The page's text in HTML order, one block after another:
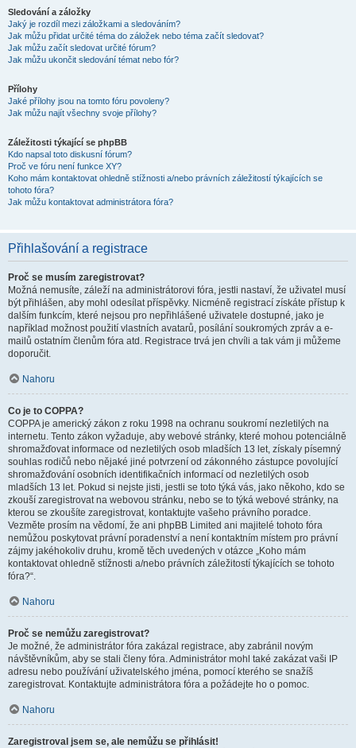
Sledování a záložky
Jaký je rozdíl mezi záložkami a sledováním?
Jak můžu přidat určité téma do záložek nebo téma začít sledovat?
Jak můžu začít sledovat určité fórum?
Jak můžu ukončit sledování témat nebo fór?
Přílohy
Jaké přílohy jsou na tomto fóru povoleny?
Jak můžu najít všechny svoje přílohy?
Záležitosti týkající se phpBB
Kdo napsal toto diskusní fórum?
Proč ve fóru není funkce XY?
Koho mám kontaktovat ohledně stížnosti a/nebo právních záležitostí týkajících se
tohoto fóra?
Jak můžu kontaktovat administrátora fóra?
Přihlašování a registrace
Proč se musím zaregistrovat?
Možná nemusíte, záleží na administrátorovi fóra, jestli nastaví, že uživatel musí
být přihlášen, aby mohl odesílat příspěvky. Nicméně registrací získáte přístup k
dalším funkcím, které nejsou pro nepřihlášené uživatele dostupné, jako je
například možnost použití vlastních avatarů, posílání soukromých zpráv a e-
mailů ostatním členům fóra atd. Registrace trvá jen chvíli a tak vám ji můžeme
doporučit.
Nahoru
Co je to COPPA?
COPPA je americký zákon z roku 1998 na ochranu soukromí nezletilých na
internetu. Tento zákon vyžaduje, aby webové stránky, které mohou potenciálně
shromažďovat informace od nezletilých osob mladších 13 let, získaly písemný
souhlas rodičů nebo nějaké jiné potvrzení od zákonného zástupce povolující
shromažďování osobních identifikačních informací od nezletilých osob
mladších 13 let. Pokud si nejste jisti, jestli se toto týká vás, jako někoho, kdo se
zkouší zaregistrovat na webovou stránku, nebo se to týká webové stránky, na
kterou se zkoušíte zaregistrovat, kontaktujte vašeho právního poradce.
Vezměte prosím na vědomí, že ani phpBB Limited ani majitelé tohoto fóra
nemůžou poskytovat právní poradenství a není kontaktním místem pro právní
zájmy jakéhokoliv druhu, kromě těch uvedených v otázce „Koho mám
kontaktovat ohledně stížnosti a/nebo právních záležitostí týkajících se tohoto
fóra?“.
Nahoru
Proč se nemůžu zaregistrovat?
Je možné, že administrátor fóra zakázal registrace, aby zabránil novým
návštěvníkům, aby se stali členy fóra. Administrátor mohl také zakázat vaši IP
adresu nebo používání uživatelského jména, pomocí kterého se snažíš
zaregistrovat. Kontaktujte administrátora fóra a požádejte ho o pomoc.
Nahoru
Zaregistroval jsem se, ale nemůžu se přihlásit!